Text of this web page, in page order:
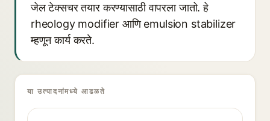
जेल टेक्सचर तयार करण्यासाठी वापरला जातो. हे
rheology modifier आणि emulsion stabilizer
म्हणून कार्य करते.
या उत्पादनांमध्ये आढळते